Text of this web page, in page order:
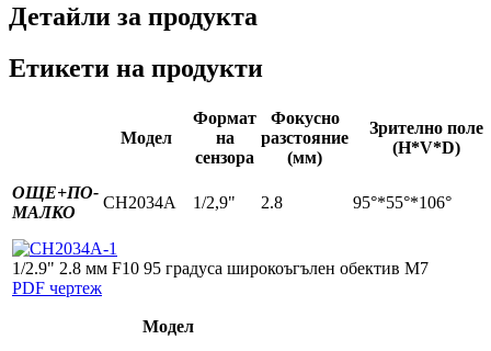
Детайли за продукта
Етикети на продукти
Модел
Формат
на
сензора
Фокусно
разстояние
(мм)
Зрително поле
(H*V*D)
ОЩЕ+ПО-
МАЛКО
CH2034A 1/2,9" 2.8 95°*55°*106°
1/2.9" 2.8 мм F10 95 градуса широкоъгълен обектив M7
PDF чертеж
Модел